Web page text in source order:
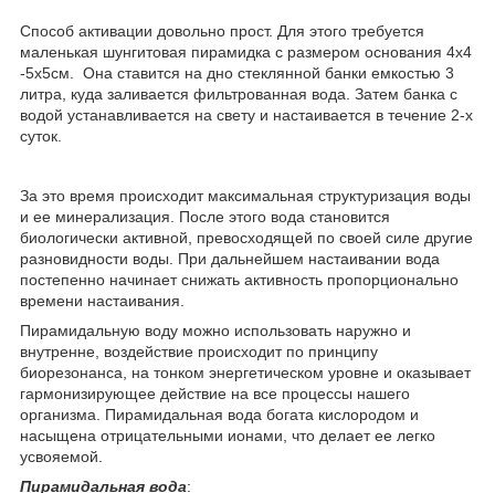
Способ активации довольно прост. Для этого требуется
маленькая шунгитовая пирамидка с размером основания 4х4
-5х5см. Она ставится на дно стеклянной банки емкостью 3
литра, куда заливается фильтрованная вода. Затем банка с
водой устанавливается на свету и настаивается в течение 2-х
суток.
За это время происходит максимальная структуризация воды
и ее минерализация. После этого вода становится
биологически активной, превосходящей по своей силе другие
разновидности воды. При дальнейшем настаивании вода
постепенно начинает снижать активность пропорционально
времени настаивания.
Пирамидальную воду можно использовать наружно и
внутренне, воздействие происходит по принципу
биорезонанса, на тонком энергетическом уровне и оказывает
гармонизирующее действие на все процессы нашего
организма. Пирамидальная вода богата кислородом и
насыщена отрицательными ионами, что делает ее легко
усвояемой.
Пирамидальная вода: